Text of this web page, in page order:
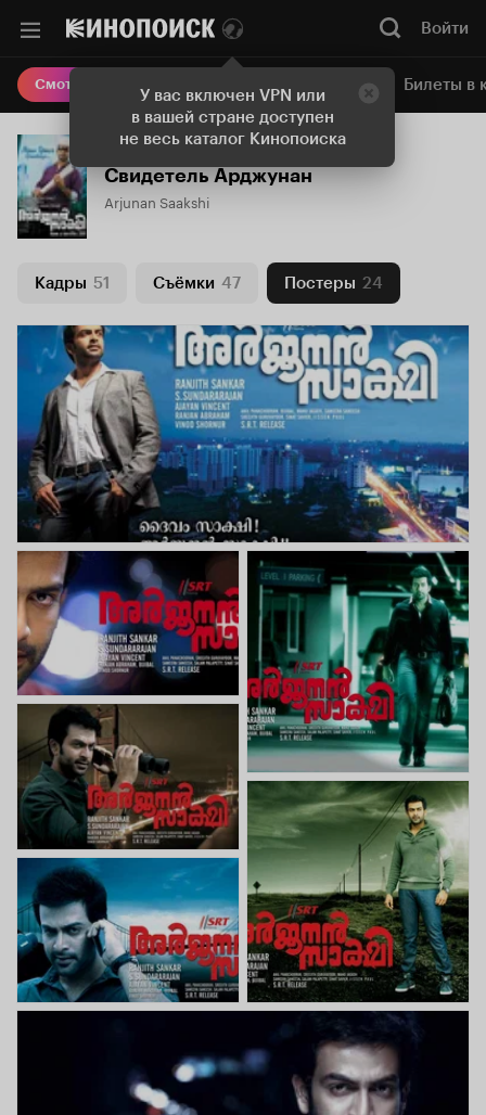
У вас включен VPN или
в вашей стране доступен
не весь каталог Кинопоиска
Войти
Смотреть кино Онлайн-кинотеатр Билеты в
Свидетель Арджунан
Arjunan Saakshi
Кадры 51 Съёмки 47 Постеры 24